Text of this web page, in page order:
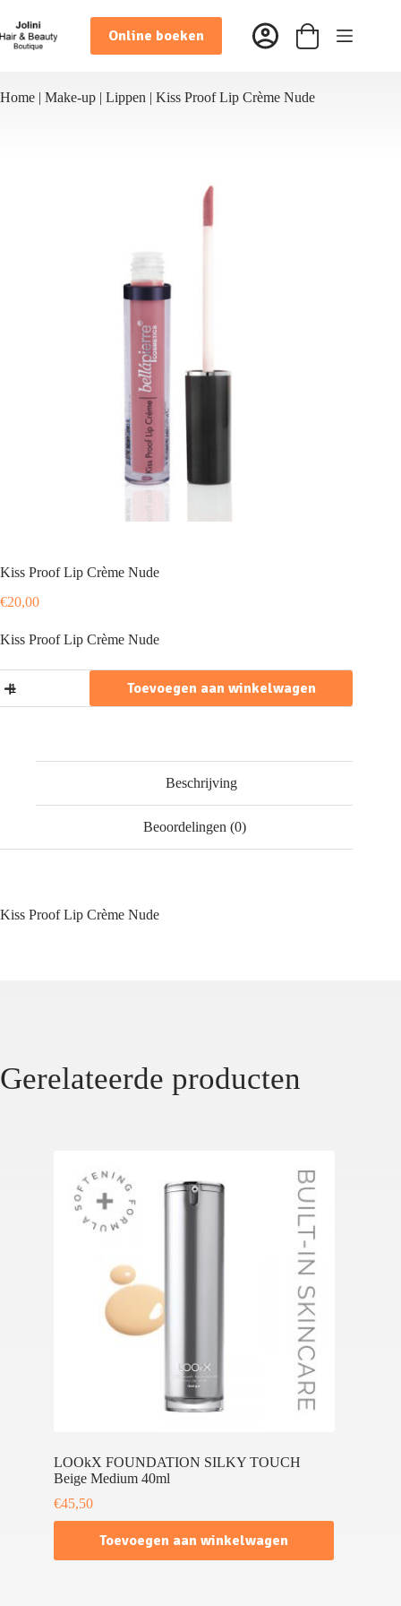
naar
de
inhoud
Online boeken Winkelwagen
Home | Make-up | Lippen | Kiss Proof Lip Crème Nude
Kiss Proof Lip Crème Nude
€20,00
Kiss Proof Lip Crème Nude
Proof
Lip
Toevoegen aan winkelwagen
Beschrijving
Beoordelingen (0)
Kiss Proof Lip Crème Nude
Gerelateerde producten
LOOkX FOUNDATION SILKY TOUCH
Beige Medium 40ml
€45,50
Toevoegen aan winkelwagen